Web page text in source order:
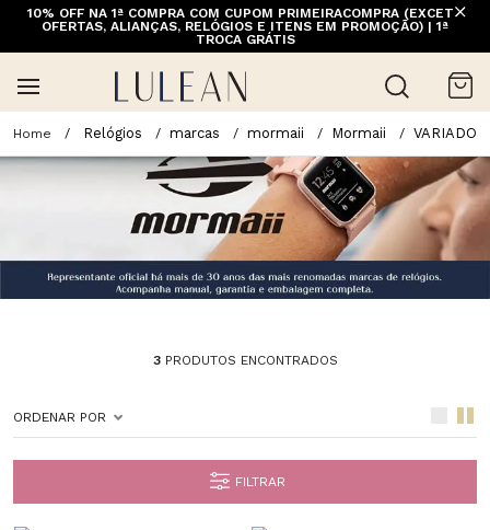
10% OFF NA 1ª COMPRA COM CUPOM PRIMEIRACOMPRA (EXCETO
OFERTAS, ALIANÇAS, RELÓGIOS E ITENS EM PROMOÇÃO) | 1ª
TROCA GRÁTIS
Relógios marcas mormaii Mormaii VARIADO
3PRODUTOS ENCONTRADOS
ORDENAR POR
FILTRAR